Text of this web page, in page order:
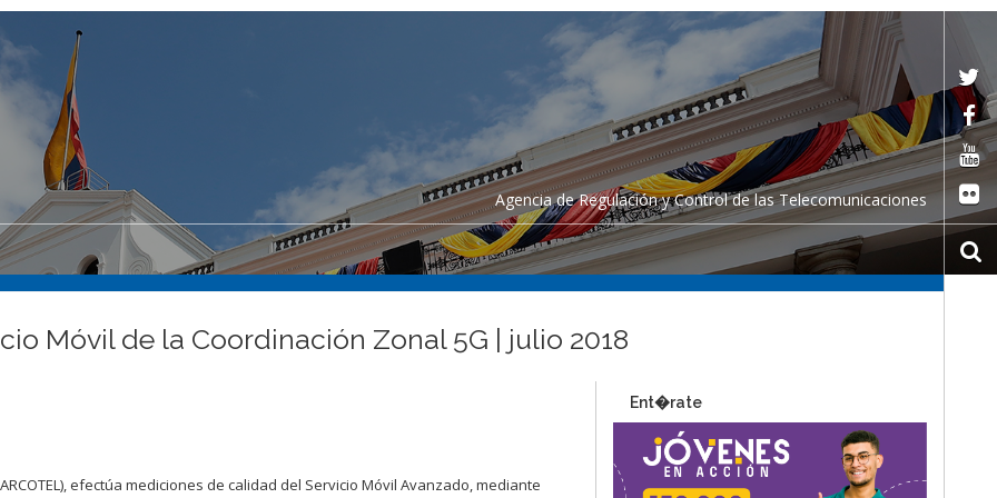
Agencia de Regulación y Control de las Telecomunicaciones
Móvil de la Coordinación Zonal 5G | julio 2018
efectúa mediciones de calidad del Servicio Móvil Avanzado, mediante
Ent�rate